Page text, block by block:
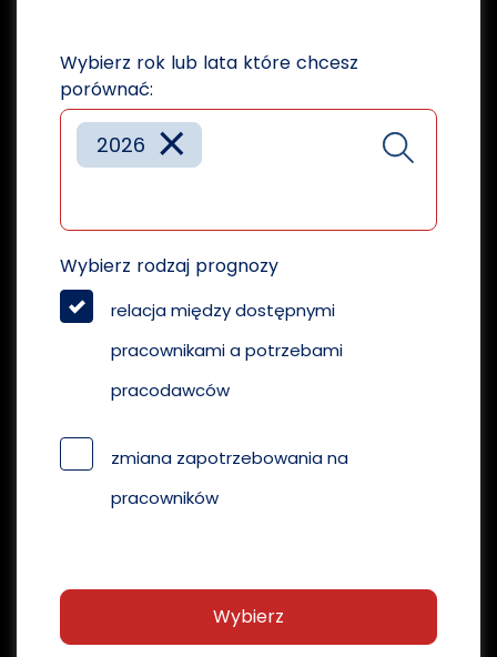
Wybierz rok lub lata które chcesz
porównać:
×
2026
Wybierz rodzaj prognozy
relacja między dostępnymi
pracownikami a potrzebami
pracodawców
zmiana zapotrzebowania na
pracowników
Wybierz